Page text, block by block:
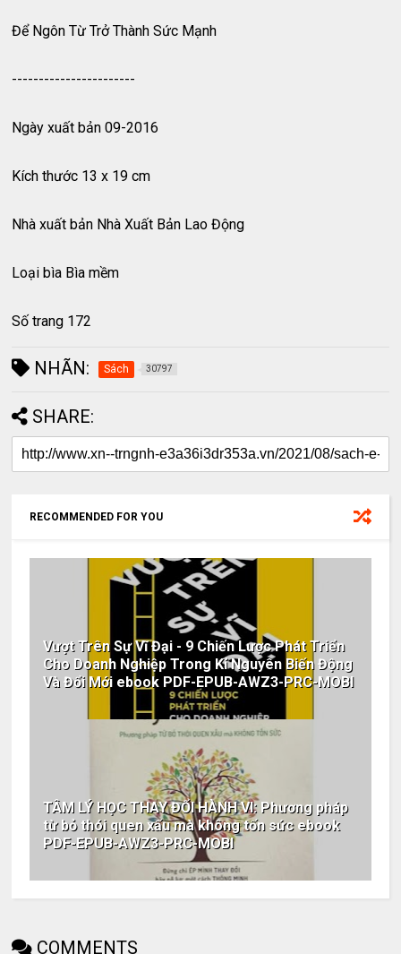
Để Ngôn Từ Trở Thành Sức Mạnh
-----------------------
Ngày xuất bản 09-2016
Kích thước 13 x 19 cm
Nhà xuất bản Nhà Xuất Bản Lao Động
Loại bìa Bìa mềm
Số trang 172
NHÃN: Sách 30797
SHARE:
RECOMMENDED FOR YOU
Vượt Trên Sự Vĩ Đại - 9 Chiến Lược Phát Triển
Cho Doanh Nghiệp Trong Kỉ Nguyên Biến Động
Và Đổi Mới ebook PDF-EPUB-AWZ3-PRC-MOBI
TÂM LÝ HỌC THAY ĐỔI HÀNH VI: Phương pháp
từ bỏ thói quen xấu mà không tốn sức ebook
PDF-EPUB-AWZ3-PRC-MOBI
COMMENTS